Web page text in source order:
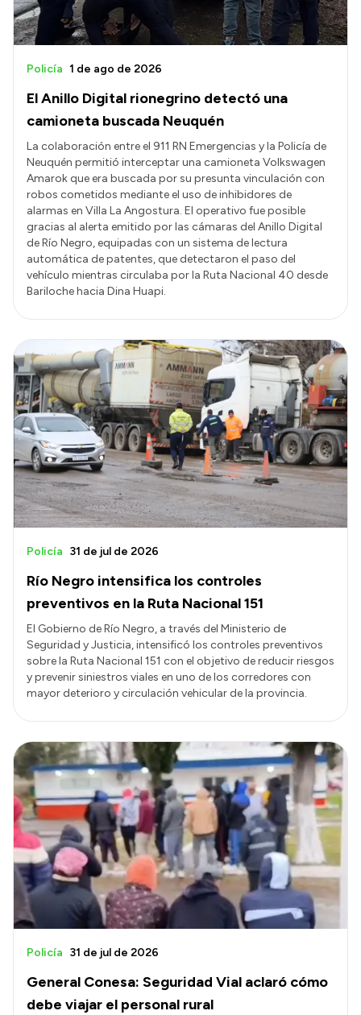
El Anillo Digital rionegrino detectó una
camioneta buscada Neuquén
Policía 1 de ago de 2026
La colaboración entre el 911 RN Emergencias y la Policía de
Neuquén permitió interceptar una camioneta Volkswagen
Amarok que era buscada por su presunta vinculación con
robos cometidos mediante el uso de inhibidores de
alarmas en Villa La Angostura. El operativo fue posible
gracias al alerta emitido por las cámaras del Anillo Digital
de Río Negro, equipadas con un sistema de lectura
automática de patentes, que detectaron el paso del
vehículo mientras circulaba por la Ruta Nacional 40 desde
Bariloche hacia Dina Huapi.
Río Negro intensifica los controles
preventivos en la Ruta Nacional 151
Policía 31 de jul de 2026
El Gobierno de Río Negro, a través del Ministerio de
Seguridad y Justicia, intensificó los controles preventivos
sobre la Ruta Nacional 151 con el objetivo de reducir riesgos
y prevenir siniestros viales en uno de los corredores con
mayor deterioro y circulación vehicular de la provincia.
General Conesa: Seguridad Vial aclaró cómo
debe viajar el personal rural
Policía 31 de jul de 2026